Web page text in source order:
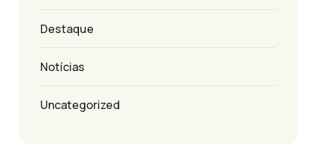
Destaque
Notícias
Uncategorized